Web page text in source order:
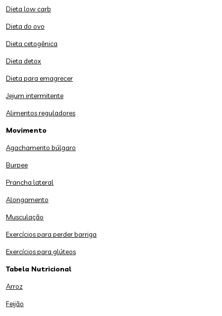
Dieta low carb
Dieta do ovo
Dieta cetogênica
Dieta detox
Dieta para emagrecer
Jejum intermitente
Alimentos reguladores
Movimento
Agachamento búlgaro
Burpee
Prancha lateral
Alongamento
Musculação
Exercícios para perder barriga
Exercícios para glúteos
Tabela Nutricional
Arroz
Feijão